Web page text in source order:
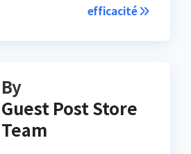
efficacité
By
Guest Post Store
Team